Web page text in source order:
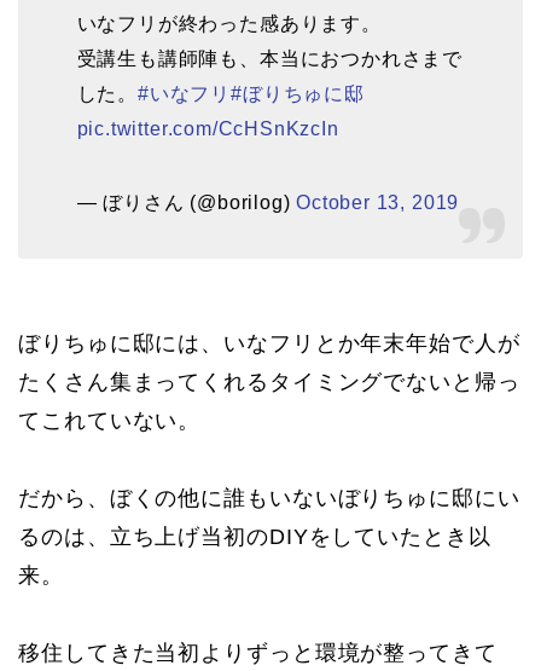
いなフリが終わった感あります。
受講生も講師陣も、本当におつかれさまで
した。#いなフリ#ぼりちゅに邸
pic.twitter.com/CcHSnKzcIn
— ぼりさん (@borilog)October 13, 2019
ぼりちゅに邸には、いなフリとか年末年始で人が
たくさん集まってくれるタイミングでないと帰っ
てこれていない。
だから、ぼくの他に誰もいないぼりちゅに邸にい
るのは、立ち上げ当初のDIYをしていたとき以
来。
移住してきた当初よりずっと環境が整ってきて